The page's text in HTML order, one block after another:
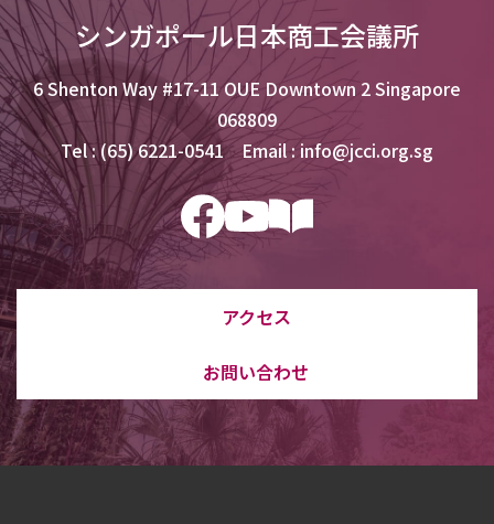
シンガポール日本商工会議所
6 Shenton Way #17-11 OUE Downtown 2 Singapore
068809
Tel : (65) 6221-0541 Email : info@jcci.org.sg
アクセス
お問い合わせ